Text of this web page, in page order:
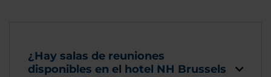
¿Hay salas de reuniones
disponibles en el hotel NH Brussels